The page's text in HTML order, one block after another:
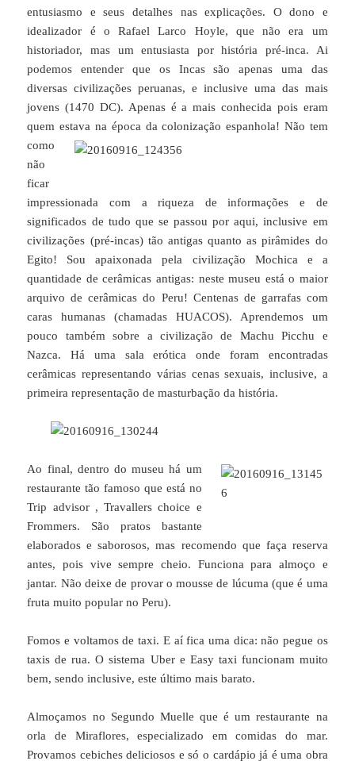
entusiasmo e seus detalhes nas explicações. O dono e
idealizador é o Rafael Larco Hoyle, que não era um
historiador, mas um entusiasta por história pré-inca. Ai
podemos entender que os Incas são apenas uma das
diversas civilizações peruanas, e inclusive uma das mais
jovens (1470 DC). Apenas é a mais conhecida pois eram
quem estava na época da colonização espanhola! Não tem
como
não
ficar
impressionada com a riqueza de informações e de
significados de tudo que se passou por aqui, inclusive em
civilizações (pré-incas) tão antigas quanto as pirâmides do
Egito! Sou apaixonada pela civilização Mochica e a
quantidade de cerâmicas antigas: neste museu está o maior
arquivo de cerâmicas do Peru! Centenas de garrafas com
caras humanas (chamadas HUACOS). Aprendemos um
pouco também sobre a civilização de Machu Picchu e
Nazca. Há uma sala erótica onde foram encontradas
cerâmicas representando várias cenas sexuais, inclusive, a
primeira representação de masturbação da história.
Ao final, dentro do museu há um
restaurante tão famoso que está no
Trip advisor , Travallers choice e
Frommers. São pratos bastante
elaborados e saborosos, mas recomendo que faça reserva
antes, pois vive sempre cheio. Funciona para almoço e
jantar. Não deixe de provar o mousse de lúcuma (que é uma
fruta muito popular no Peru).
Fomos e voltamos de taxi. E aí fica uma dica: não pegue os
taxis de rua. O sistema Uber e Easy taxi funcionam muito
bem, sendo inclusive, este último mais barato.
Almoçamos no Segundo Muelle que é um restaurante na
orla de Miraflores, especializado em comidas do mar.
Provamos cebiches deliciosos e só o cardápio já é uma obra